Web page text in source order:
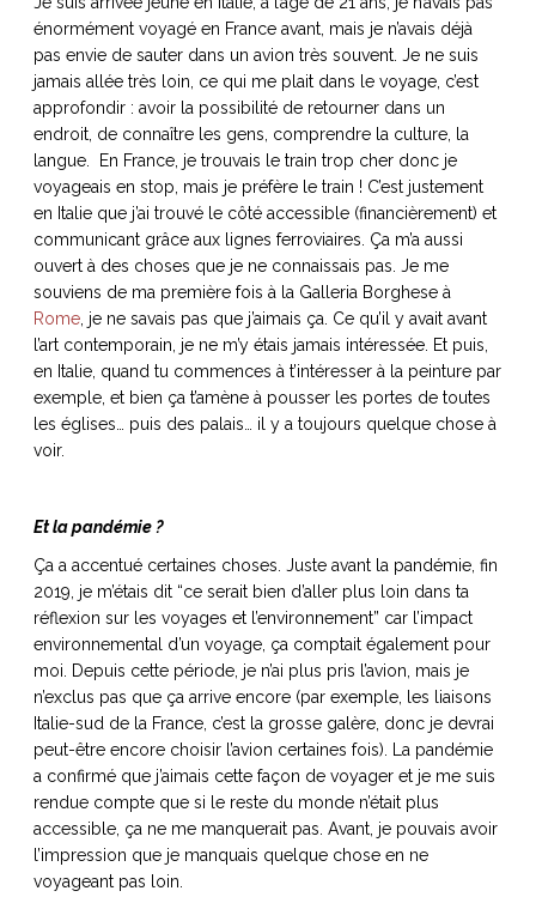
énormément voyagé en France avant, mais je n’avais déjà
pas envie de sauter dans un avion très souvent. Je ne suis
jamais allée très loin, ce qui me plait dans le voyage, c’est
approfondir : avoir la possibilité de retourner dans un
endroit, de connaître les gens, comprendre la culture, la
langue. En France, je trouvais le train trop cher donc je
voyageais en stop, mais je préfère le train ! C’est justement
en Italie que j’ai trouvé le côté accessible (financièrement) et
communicant grâce aux lignes ferroviaires. Ça m’a aussi
ouvert à des choses que je ne connaissais pas. Je me
souviens de ma première fois à la Galleria Borghese à
Rome, je ne savais pas que j’aimais ça. Ce qu’il y avait avant
l’art contemporain, je ne m’y étais jamais intéressée. Et puis,
en Italie, quand tu commences à t’intéresser à la peinture par
exemple, et bien ça t’amène à pousser les portes de toutes
les églises… puis des palais… il y a toujours quelque chose à
voir.
Et la pandémie ?
Ça a accentué certaines choses. Juste avant la pandémie, fin
2019, je m’étais dit “ce serait bien d’aller plus loin dans ta
réflexion sur les voyages et l’environnement” car l’impact
environnemental d’un voyage, ça comptait également pour
moi. Depuis cette période, je n’ai plus pris l’avion, mais je
n’exclus pas que ça arrive encore (par exemple, les liaisons
Italie-sud de la France, c’est la grosse galère, donc je devrai
peut-être encore choisir l’avion certaines fois). La pandémie
a confirmé que j’aimais cette façon de voyager et je me suis
rendue compte que si le reste du monde n’était plus
accessible, ça ne me manquerait pas. Avant, je pouvais avoir
l’impression que je manquais quelque chose en ne
voyageant pas loin.